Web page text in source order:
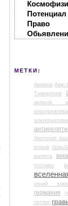
Потенциал
Право
МЕТКИ:
Акимов Аюр
Тимирязев
акимов
альтернатива
биология
взрыв
валюта века
топливо
гений
германия
гитлер